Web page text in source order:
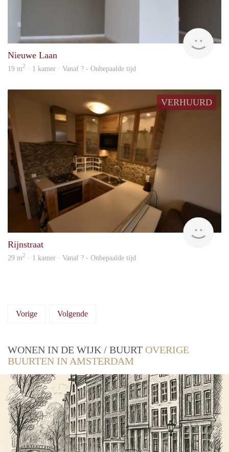
Nieuwe Laan
19 m2 · 1 kamer · Vanaf ? - Onbepaalde tijd
VERHUURD
Rijnstraat
29 m2 · 1 kamer · Vanaf ? - Onbepaalde tijd
Vorige Volgende
WONEN IN DE WIJK / BUURT OVERIGE
BUURTEN IN AMSTERDAM